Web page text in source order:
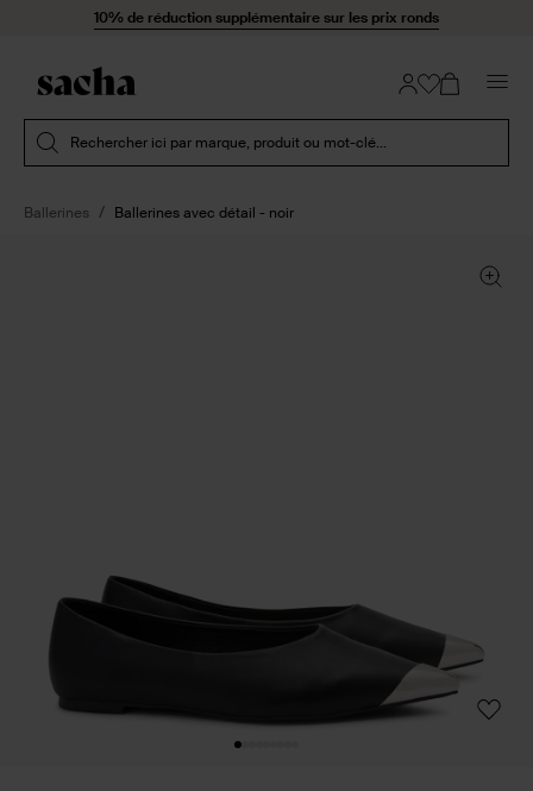
Passer au contenu10% de réduction supplémentaire sur les prix ronds
Rechercher ici par marque, produit ou mot-clé...
Ballerines Ballerines avec détail - noir